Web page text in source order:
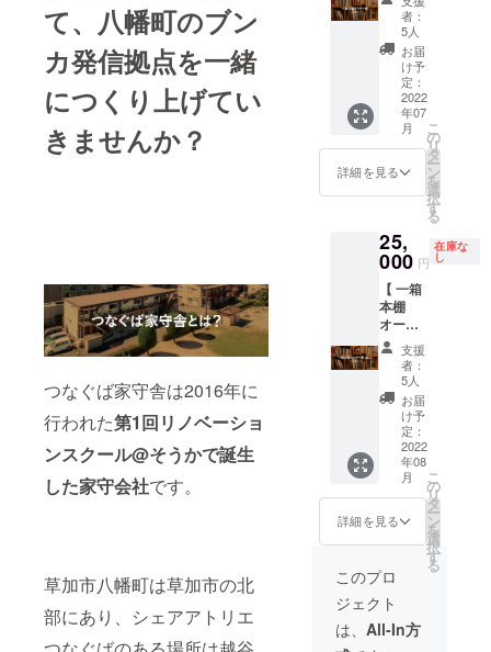
て、八幡町のブン
カ発信拠点を一緒
につくり上げてい
きませんか？
つなぐば家守舎は2016年に
行われた第1回リノベーショ
ンスクール@そうかで誕生
した家守会社です。
草加市八幡町は草加市の北
部にあり、シェアアトリエ
乾燥野
菜（小
松菜、
紫たま
ねぎ、
セロ
リ）、
ターメ
リッ
ク、ウ
コン、
コリア
ダー、
鶏ガラ
スープ
の素、
ココ
ナッツ
パウ
ダー）
及び添
加物等
の食品
表示は
お届け
商品の
ラベル
に表記
されま
す ※ オ
リジナ
ル保冷
バッ
グ、本
体/約
240×24
希望さ
れるお
名前を
「備考
欄」に
必ずご
記入く
ださい
へのお
名前の
6月末ま
でにな
ります
※ お名
前の掲
載は文
字のみ
（個人
名（本
人の
み）も
しくは
会社名
（屋号
含
となり
ます
支援
時、お
名前の
掲載を
希望さ
れるお
名前を
「備考
必ずご
記入く
の掲載
は文字
のみ
（個人
名（本
人の
み）も
しくは
会社名
（屋号
む））
となり
ます ※
HP内へ
前の掲
載は
6月末ま
でにな
ります
ていま
す（有
効期
限：
2023年
6月24日
まで）
※ 交通
泊費は
別途ご
ただき
ます
※【必須
事項】
支援
時、お
名前の
掲載を
希望さ
れるお
名前を
「備考
欄」に
必ずご
記入く
お名前
の掲載
のみ
（個人
名（本
人の
ができ
ます ※
上乗せ
支援す
ること
も可能
です ※
複数口
れた場
合もお
セージ
は1つと
させて
いただ
きます
箱本棚
のオー
ナーに
なれる
券（3ヶ
月） ・
感謝の
気持ち
を込め
て御礼
セージ
は本サ
イトの
メッ
セージ
にてお
送りさ
せてい
ただき
ます。)
・さい
かちど
ブンコ
図書
カード
貸借に
必要）
・さい
かちど
ブンコ
ブレン
現でき
る本棚
をつ
くっ
て、本
好きな
人たち
とのコ
ミュニ
ケー
さい！
▼リ
ターン
内容 ・
さいか
ちどブ
ンコ一
箱本棚
のオー
ナーに
なれる
券（3ヶ
月） ・
感謝の
気持ち
を込め
て御礼
(メッ
は本サ
イトの
12ヶ月
//】 一棚
本棚
オー
ナー制
の図書
館「さ
いかち
どブン
コ」の
一棚
オー
12ヶ月
間なれ
るリ
ターン
です。
自分の
個性を
表現で
きる本
棚をつ
くっ
て、本
好きな
人たち
とのコ
ミュニ
ケー
んで下
さい！
▼リ
ターン
内容 ・
者：
5人
お届
け予
定：
2022
年07
月
詳細を見る
こ
の
リ
タ
ー
ン
を
選
択
す
る
25,
000 円
在庫な
し
【 一箱
本棚
オー
ナー券 \\
12ヶ月
//】 一棚
本棚
オー
ナー制
の図書
館「さ
いかち
どブン
コ」の
一棚
オー
ナーに
12ヶ月
間なれ
るリ
ターン
支援
者：
5人
お届
け予
定：
2022
年08
月
詳細を見る
こ
の
リ
タ
ー
ン
を
選
択
す
る
このプロ
ジェクト
は、 All-In方